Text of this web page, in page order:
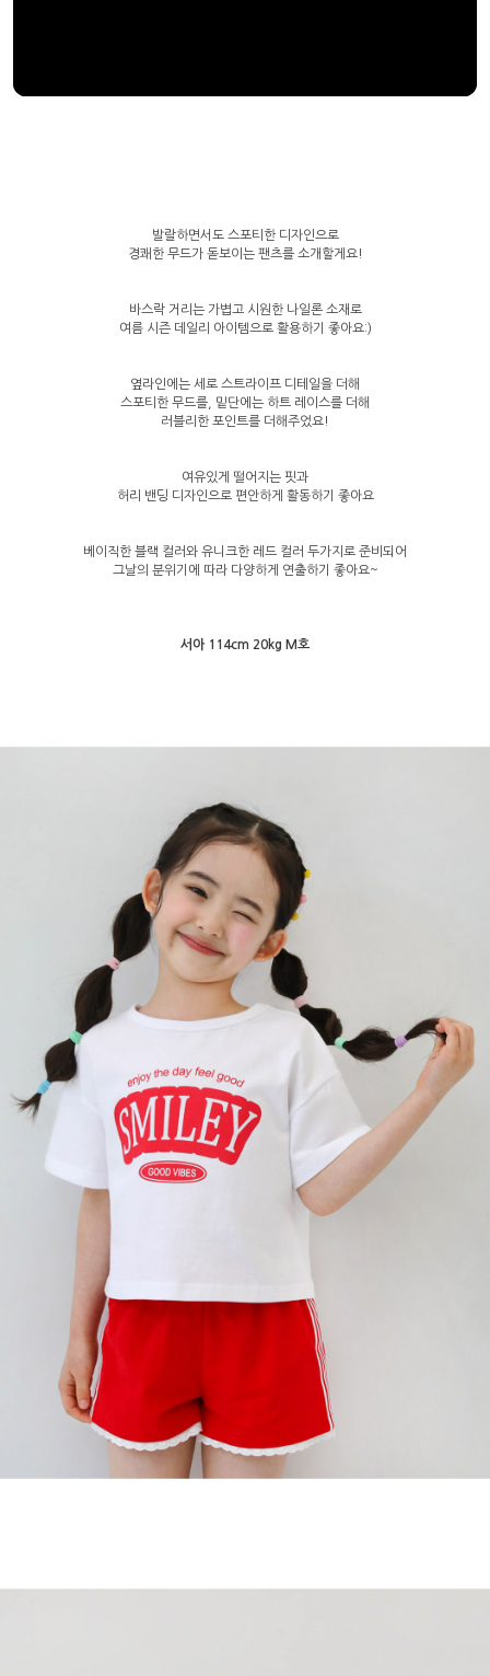
발랄하면서도 스포티한 디자인으로
경쾌한 무드가 돋보이는 팬츠를 소개할게요!
바스락 거리는 가볍고 시원한 나일론 소재로
여름 시즌 데일리 아이템으로 활용하기 좋아요:)
옆라인에는 세로 스트라이프 디테일을 더해
스포티한 무드를, 밑단에는 하트 레이스를 더해
러블리한 포인트를 더해주었요!
여유있게 떨어지는 핏과
허리 밴딩 디자인으로 편안하게 활동하기 좋아요
베이직한 블랙 컬러와 유니크한 레드 컬러 두가지로 준비되어
그날의 분위기에 따라 다양하게 연출하기 좋아요~
서아 114cm 20kg M호